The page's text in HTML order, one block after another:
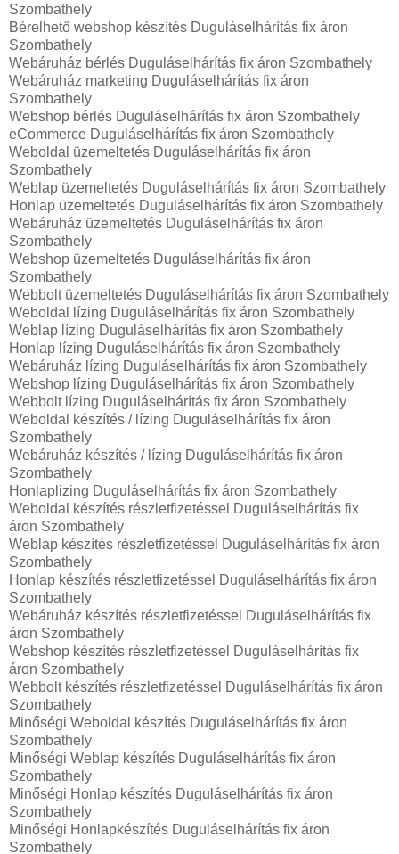
Szombathely
Bérelhető webshop készítés Duguláselhárítás fix áron
Szombathely
Webáruház bérlés Duguláselhárítás fix áron Szombathely
Webáruház marketing Duguláselhárítás fix áron
Szombathely
Webshop bérlés Duguláselhárítás fix áron Szombathely
eCommerce Duguláselhárítás fix áron Szombathely
Weboldal üzemeltetés Duguláselhárítás fix áron
Szombathely
Weblap üzemeltetés Duguláselhárítás fix áron Szombathely
Honlap üzemeltetés Duguláselhárítás fix áron Szombathely
Webáruház üzemeltetés Duguláselhárítás fix áron
Szombathely
Webshop üzemeltetés Duguláselhárítás fix áron
Szombathely
Webbolt üzemeltetés Duguláselhárítás fix áron Szombathely
Weboldal lízing Duguláselhárítás fix áron Szombathely
Weblap lízing Duguláselhárítás fix áron Szombathely
Honlap lízing Duguláselhárítás fix áron Szombathely
Webáruház lízing Duguláselhárítás fix áron Szombathely
Webshop lízing Duguláselhárítás fix áron Szombathely
Webbolt lízing Duguláselhárítás fix áron Szombathely
Weboldal készítés / lízing Duguláselhárítás fix áron
Szombathely
Webáruház készítés / lízing Duguláselhárítás fix áron
Szombathely
Honlaplizing Duguláselhárítás fix áron Szombathely
Weboldal készítés részletfizetéssel Duguláselhárítás fix
áron Szombathely
Weblap készítés részletfizetéssel Duguláselhárítás fix áron
Szombathely
Honlap készítés részletfizetéssel Duguláselhárítás fix áron
Szombathely
Webáruház készítés részletfizetéssel Duguláselhárítás fix
áron Szombathely
Webshop készítés részletfizetéssel Duguláselhárítás fix
áron Szombathely
Webbolt készítés részletfizetéssel Duguláselhárítás fix áron
Szombathely
Minőségi Weboldal készítés Duguláselhárítás fix áron
Szombathely
Minőségi Weblap készítés Duguláselhárítás fix áron
Szombathely
Minőségi Honlap készítés Duguláselhárítás fix áron
Szombathely
Minőségi Honlapkészítés Duguláselhárítás fix áron
Szombathely